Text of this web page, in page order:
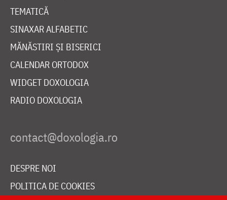
TEMATICĂ
SINAXAR ALFABETIC
MĂNĂSTIRI ȘI BISERICI
CALENDAR ORTODOX
WIDGET DOXOLOGIA
RADIO DOXOLOGIA
DESPRE NOI
POLITICA DE COOKIES